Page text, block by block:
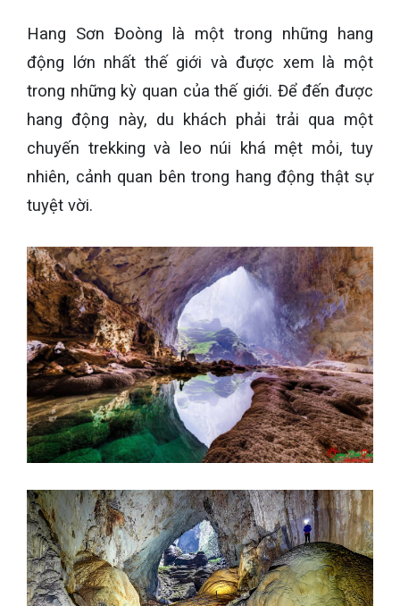
Hang Sơn Đoòng là một trong những hang
động lớn nhất thế giới và được xem là một
trong những kỳ quan của thế giới. Để đến được
hang động này, du khách phải trải qua một
chuyến trekking và leo núi khá mệt mỏi, tuy
nhiên, cảnh quan bên trong hang động thật sự
tuyệt vời.